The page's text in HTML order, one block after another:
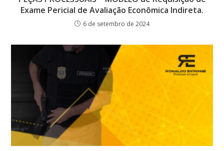
Exame Pericial de Avaliação Econômica Indireta.
6 de setembro de 2024